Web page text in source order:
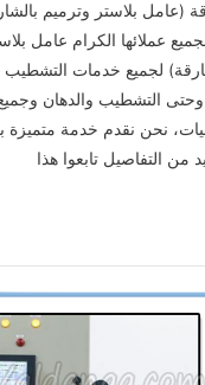
(عامل بلاستر وترميم
عملائها الكرام عامل
لجميع خدمات التشطيب
التشطيب والدهان وجميع
نحن نقدم خدمة متميزة
من التفاصيل تابعوا هذا